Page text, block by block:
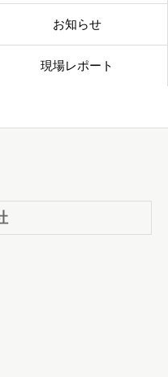
お知らせ
現場レポート